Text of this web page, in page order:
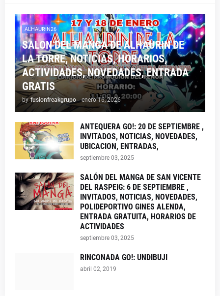
ALHAURIN26
SALON DEL MANGA DE ALHAURIN DE
LA TORRE, NOTICIAS, HORARIOS,
ACTIVIDADES, NOVEDADES, ENTRADA
GRATIS
by fusionfreakgrupo - enero 16, 2026
ANTEQUERA GO!: 20 DE SEPTIEMBRE ,
INVITADOS, NOTICIAS, NOVEDADES,
UBICACION, ENTRADAS,
septiembre 03, 2025
SALÓN DEL MANGA DE SAN VICENTE
DEL RASPEIG: 6 DE SEPTIEMBRE ,
INVITADOS, NOTICIAS, NOVEDADES,
POLIDEPORTIVO GINES ALENDA,
ENTRADA GRATUITA, HORARIOS DE
ACTIVIDADES
septiembre 03, 2025
RINCONADA GO!: UNDIBUJI
abril 02, 2019